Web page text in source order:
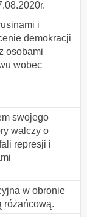
i
demokracji
osobami
wobec
swojego
walczy o
represji i
w obronie
różańcową.